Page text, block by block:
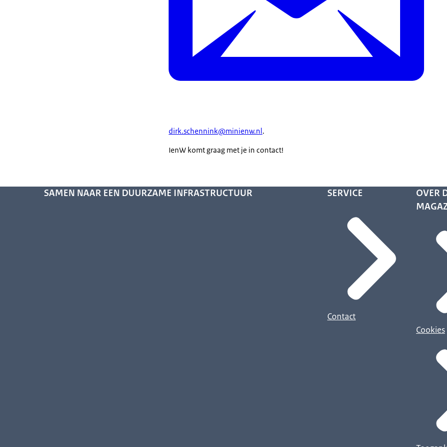
dirk.schennink@minienw.nl.
IenW komt graag met je in contact!
SAMEN NAAR EEN DUURZAME INFRASTRUCTUUR SERVICE
Contact
OVER
Cookies